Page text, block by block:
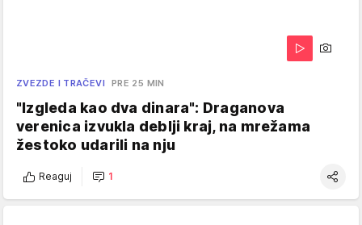
ZVEZDE I TRAČEVI PRE 25 MIN
"Izgleda kao dva dinara": Draganova
verenica izvukla deblji kraj, na mrežama
žestoko udarili na nju
Reaguj 1